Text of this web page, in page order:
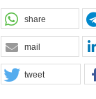
share
mail
tweet